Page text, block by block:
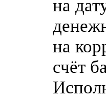
на
на
счёт